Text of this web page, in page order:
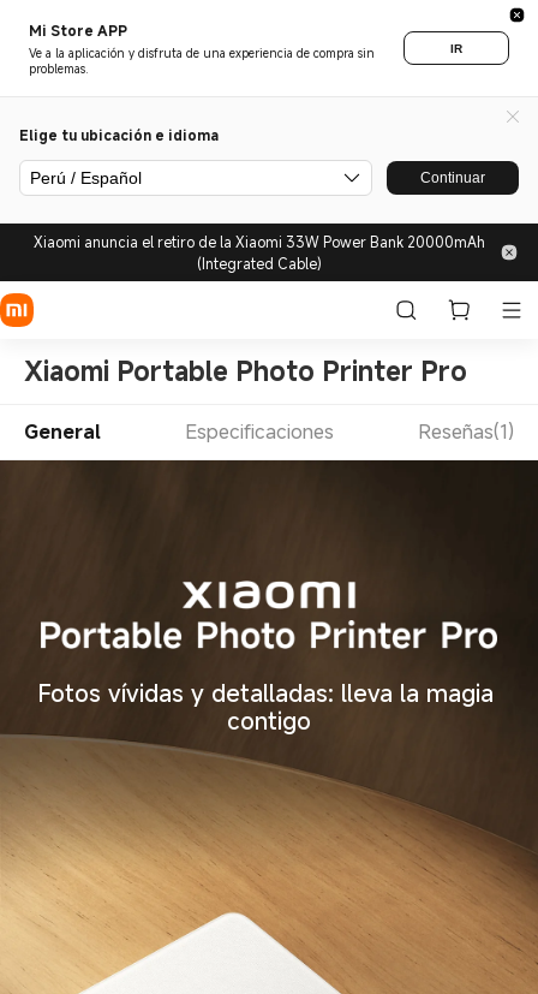
Mi Store APP
Ve a la aplicación y disfruta de una experiencia de compra sin
problemas.
IR
Elige tu ubicación e idioma
Perú / Español Continuar
Xiaomi anuncia el retiro de la Xiaomi 33W Power Bank 20000mAh
(Integrated Cable)
Xiaomi Portable Photo Printer Pro
General Especificaciones Reseñas(1)
Fotos vívidas y detalladas: lleva la magia
contigo